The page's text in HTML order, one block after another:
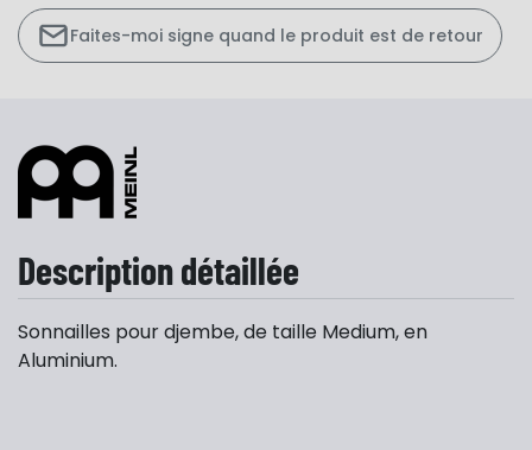
Faites-moi signe quand le produit est de retour
Description détaillée
Sonnailles pour djembe, de taille Medium, en
Aluminium.